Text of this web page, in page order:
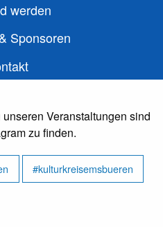
werden
Sponsoren
Veranstaltungen sind
zu finden.
#kulturkreisemsbueren